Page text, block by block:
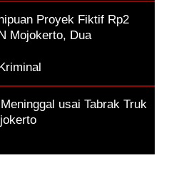
Proyek Fiktif Rp2
Mojokerto, Dua
usai Tabrak Truk